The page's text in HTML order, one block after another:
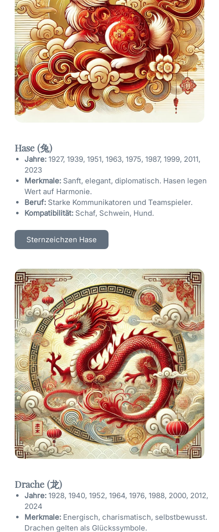
Hase (兔)
Jahre: 1927, 1939, 1951, 1963, 1975, 1987, 1999, 2011,
2023
Merkmale: Sanft, elegant, diplomatisch. Hasen legen
Wert auf Harmonie.
Beruf: Starke Kommunikatoren und Teamspieler.
Kompatibilität: Schaf, Schwein, Hund.
Sternzeichzen Hase
Drache (龙)
Jahre: 1928, 1940, 1952, 1964, 1976, 1988, 2000, 2012,
2024
Merkmale: Energisch, charismatisch, selbstbewusst.
Drachen gelten als Glückssymbole.